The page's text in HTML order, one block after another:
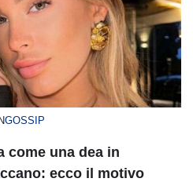
INGOSSIP
come una dea in
ecco il motivo